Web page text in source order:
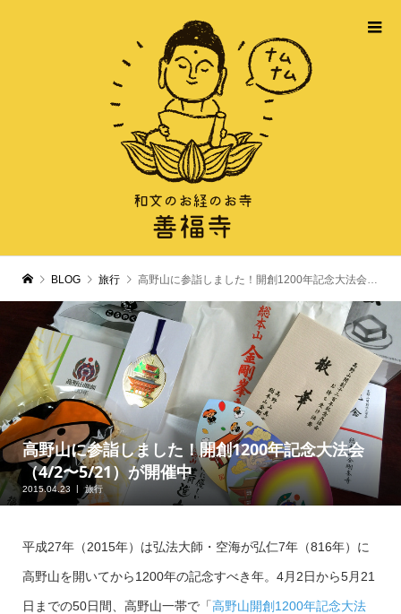
BLOG 旅行 高野山に参詣しました！開創1200年記念大法会（4/2〜5/21）が開催中
高野山に参詣しました！開創1200年記念大法会
（4/2〜5/21）が開催中
2015.04.23 旅行
平成27年（2015年）は弘法大師・空海が弘仁7年（816年）に
高野山を開いてから1200年の記念すべき年。4月2日から5月21
日までの50日間、高野山一帯で「高野山開創1200年記念大法